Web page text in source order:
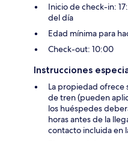
Inicio de check-in:
del día
Edad mínima para
Check-out: 10:00
Instrucciones
La propiedad ofrece
de tren (pueden
los huéspedes
horas antes de la
contacto incluida en